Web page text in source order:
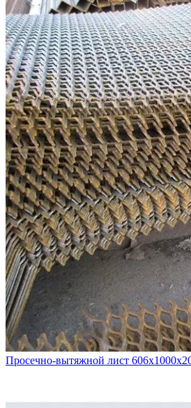
Просечно-вытяжной лист